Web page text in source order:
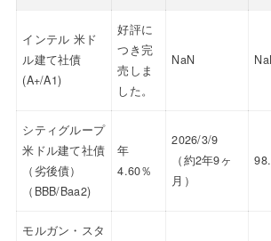
インテル 米ド
ル建て社債
(A+/A1)
好評に
つき完
売しま
した。
NaN
シティグループ
米ドル建て社債
（劣後債）
（BBB/Baa2)
年
4.60％
2026/3/9
（約2年9ヶ
月）
モルガン・スタ